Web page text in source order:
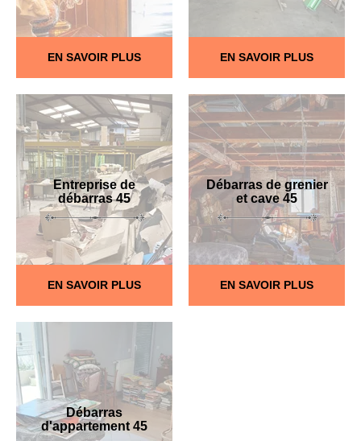
EN SAVOIR PLUS EN SAVOIR PLUS
Entreprise de
débarras 45
EN SAVOIR PLUS
Débarras de grenier
et cave 45
EN SAVOIR PLUS
Débarras
d'appartement 45